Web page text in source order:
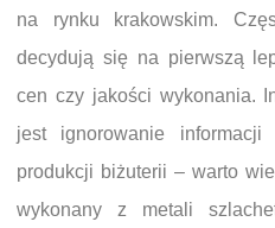
na rynku krakowskim.
decydują się na pierwszą
cen czy jakości wykonania.
jest ignorowanie
produkcji biżuterii – warto
wykonany z metali